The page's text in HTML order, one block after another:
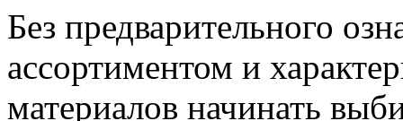
Без предварительного
ассортиментом и
материалов начинать